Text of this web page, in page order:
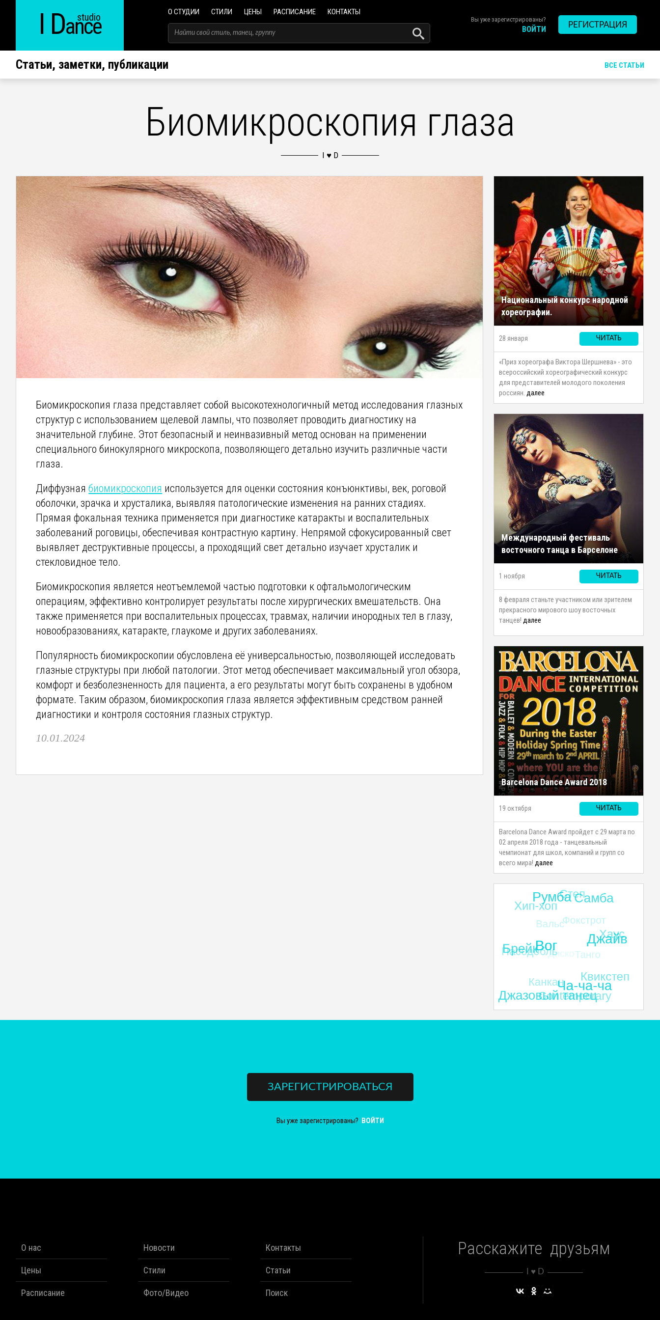
I Dance
studio О СТУДИИ СТИЛИ ЦЕНЫ РАСПИСАНИЕ КОНТАКТЫ
Вы уже зарегистрированы?
ВОЙТИ РЕГИСТРАЦИЯ
Статьи, заметки, публикации ВСЕ СТАТЬИ
Биомикроскопия глаза
Биомикроскопия глаза представляет собой высокотехнологичный метод исследования глазных
структур с использованием щелевой лампы, что позволяет проводить диагностику на
значительной глубине. Этот безопасный и неинвазивный метод основан на применении
специального бинокулярного микроскопа, позволяющего детально изучить различные части
глаза.
Диффузнаябиомикроскопия используется для оценки состояния конъюнктивы, век, роговой
оболочки, зрачка и хрусталика, выявляя патологические изменения на ранних стадиях.
Прямая фокальная техника применяется при диагностике катаракты и воспалительных
заболеваний роговицы, обеспечивая контрастную картину. Непрямой сфокусированный свет
выявляет деструктивные процессы, а проходящий свет детально изучает хрусталик и
стекловидное тело.
Биомикроскопия является неотъемлемой частью подготовки к офтальмологическим
операциям, эффективно контролирует результаты после хирургических вмешательств. Она
также применяется при воспалительных процессах, травмах, наличии инородных тел в глазу,
новообразованиях, катаракте, глаукоме и других заболеваниях.
Популярность биомикроскопии обусловлена её универсальностью, позволяющей исследовать
глазные структуры при любой патологии. Этот метод обеспечивает максимальный угол обзора,
комфорт и безболезненность для пациента, а его результаты могут быть сохранены в удобном
формате. Таким образом, биомикроскопия глаза является эффективным средством ранней
диагностики и контроля состояния глазных структур.
10.01.2024
Национальный конкурс народной
хореографии.
ЧИТАТЬ
28 января
«Приз хореографа Виктора Шершнева» - это
всероссийский хореографический конкурс
для представителей молодого поколения
россиян. далее
Международный фестиваль
восточного танца в Барселоне
ЧИТАТЬ
1 ноября
8 февраля станьте участником или зрителем
прекрасного мирового шоу восточных
танцев! далее
Barcelona Dance Award 2018
ЧИТАТЬ
19 октября
Barcelona Dance Award пройдет с 29 марта по
02 апреля 2018 года - танцевальный
чемпионат для школ, компаний и групп со
всего мира! далее
ЗАРЕГИСТРИРОВАТЬСЯ
Вы уже зарегистрированы? ВОЙТИ
О нас
Цены
Расписание
Новости
Стили
Фото/Видео
Контакты
Статьи
Поиск
Расскажите друзьям